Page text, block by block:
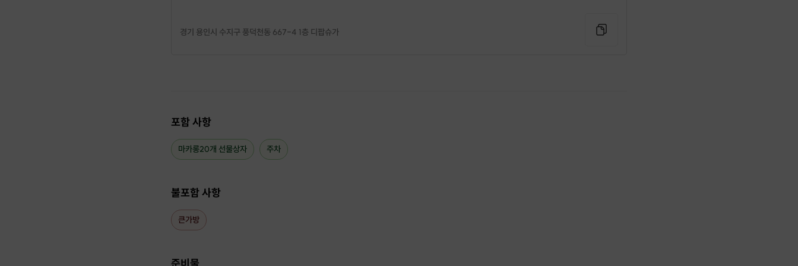
녹차/다크초코/딸기우유/귤마멀레이드
복분자/쿠키앤크림/로투스/땅콩크림/민트
이렇게 진행됩니다
*소요시간 : 약 120분
꼬끄짜기
경기 용인시 수지구 풍덕천동 667-4 1층 디팝슈가
포함 사항
마카롱20개 선물상자 주차
불포함 사항
큰가방